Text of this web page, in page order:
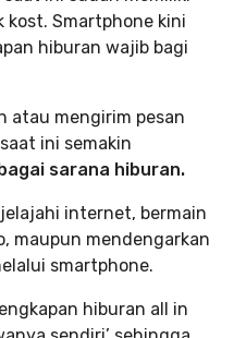
kost. Smartphone kini
hiburan wajib bagi
atau mengirim pesan
ini semakin
sarana hiburan.
internet, bermain
maupun mendengarkan
smartphone.
hiburan all in